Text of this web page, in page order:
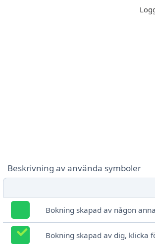
Beskrivning av använda symboler
Bokning skapad av någon
Bokning skapad av dig, klicka